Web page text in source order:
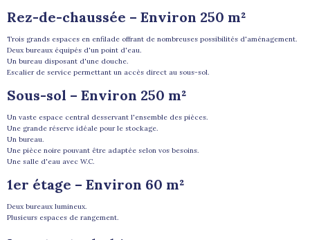
Rez-de-chaussée – Environ 250 m²
Trois grands espaces en enfilade offrant de nombreuses possibilités d'aménagement.
Deux bureaux équipés d'un point d'eau.
Un bureau disposant d'une douche.
Escalier de service permettant un accès direct au sous-sol.
Sous-sol – Environ 250 m²
Un vaste espace central desservant l'ensemble des pièces.
Une grande réserve idéale pour le stockage.
Un bureau.
Une pièce noire pouvant être adaptée selon vos besoins.
Une salle d'eau avec W.C.
1er étage – Environ 60 m²
Deux bureaux lumineux.
Plusieurs espaces de rangement.